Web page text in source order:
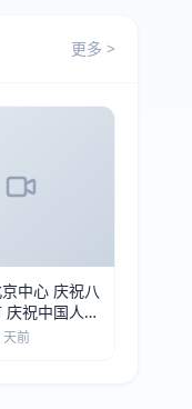
更多 >
中心 庆祝八
庆祝中国人民
99周年
天前